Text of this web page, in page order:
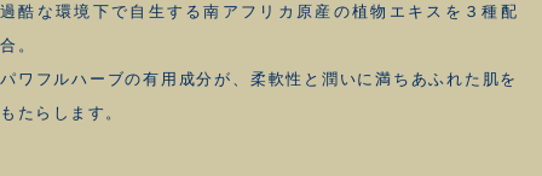
過酷な環境下で自生する南アフリカ原産の植物エキスを３種配
合。
パワフルハーブの有用成分が、柔軟性と潤いに満ちあふれた肌を
もたらします。